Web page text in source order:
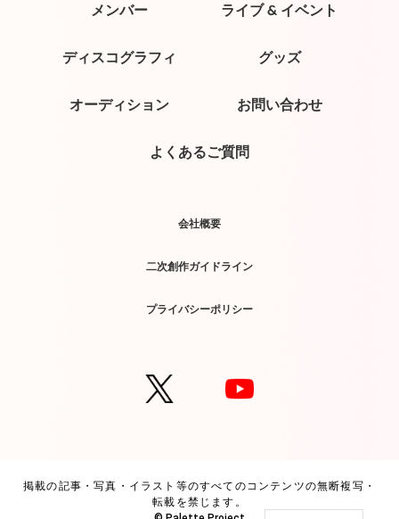
メンバー ライブ & イベント
ディスコグラフィ グッズ
オーディション お問い合わせ
よくあるご質問
会社概要
二次創作ガイドライン
プライバシーポリシー
掲載の記事・写真・イラスト等のすべてのコンテンツの無断複写・
転載を禁じます。